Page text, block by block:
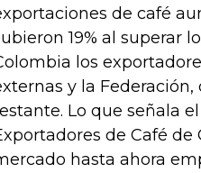
de café
19% al superar
los
y la
Lo que señala
de Café de
hasta ahora